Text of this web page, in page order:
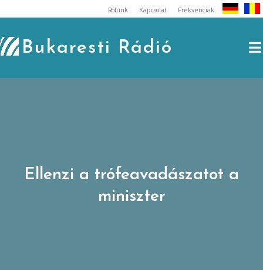
to
content
Rólunk Kapcsolat Frekvenciák
Bukaresti Rádió
Ellenzi a trófeavadászatot a
miniszter